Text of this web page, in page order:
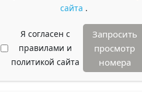
сайта .
Я согласен с
правилами и
политикой сайта
Запросить
просмотр
номера